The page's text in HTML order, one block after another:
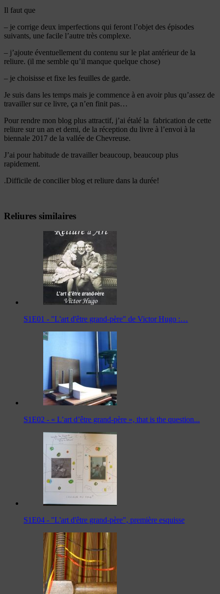
Il faut que
– je corrige deux imperfections qui feront l’objet des épisodes
suivants, une facile l’autre très complexe.
– j’ajoute éventuellement du contenu sur le plat antérieur de la
reliure. (il me semble qu’il manque quelque chose)
– je choisisse et fixe les feuilles de garde.
Je suis dans les temps mais je commence à en avoir plus qu’assez de
travailler sur ce livre, ça n’en finit pas…
Pour rendre mon blog plus attractif, j’ai étalé la fabrication de cette
reliure sur un an et demi, de la réception du livre à l’envoi à la
biennale 2017 de la vallée de Chevreuse.
J’ai pour habitude de travailler beaucoup, beaucoup plus
rapidement.
.Difficile de concilier blog et reliure dans la durée!
Reliures similaires
S1E01 - "L'art d'être grand-père" de Victor Hugo :…
S1E02 - « L’art d’être grand-père », that is the question...
S1E04 - "L'art d'être grand-père", première esquisse